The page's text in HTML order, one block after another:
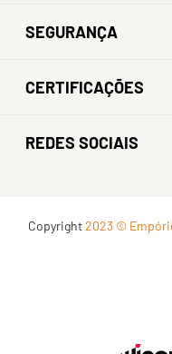
SEGURANÇA
CERTIFICAÇÕES
REDES SOCIAIS
Copyright2023 ©